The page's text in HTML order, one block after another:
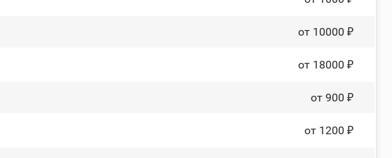
от 10000 ₽
от 18000 ₽
от 900 ₽
от 1200 ₽